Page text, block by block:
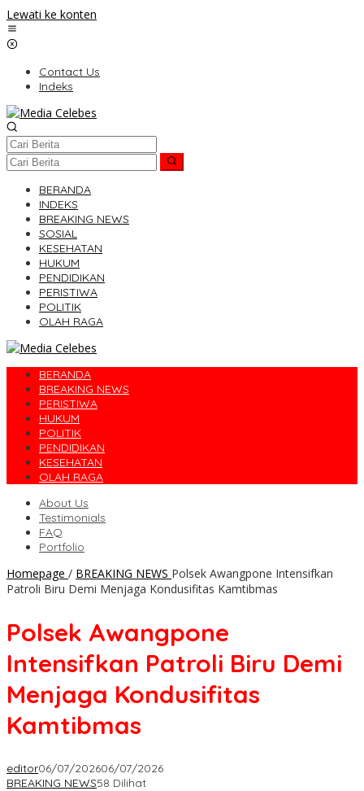
Lewati ke konten
Contact Us
Indeks
BERANDA
INDEKS
BREAKING NEWS
SOSIAL
KESEHATAN
HUKUM
PENDIDIKAN
PERISTIWA
POLITIK
OLAH RAGA
BERANDA
BREAKING NEWS
PERISTIWA
HUKUM
POLITIK
PENDIDIKAN
KESEHATAN
OLAH RAGA
About Us
Testimonials
FAQ
Portfolio
Homepage / BREAKING NEWS ‎Polsek Awangpone Intensifkan
Patroli Biru Demi Menjaga Kondusifitas Kamtibmas
‎Polsek Awangpone
Intensifkan Patroli Biru Demi
Menjaga Kondusifitas
Kamtibmas
editor06/07/202606/07/2026
BREAKING NEWS58 Dilihat